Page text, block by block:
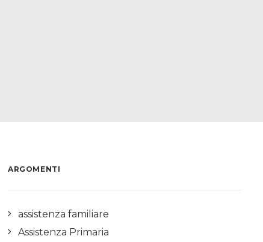
ARGOMENTI
assistenza familiare
Assistenza Primaria